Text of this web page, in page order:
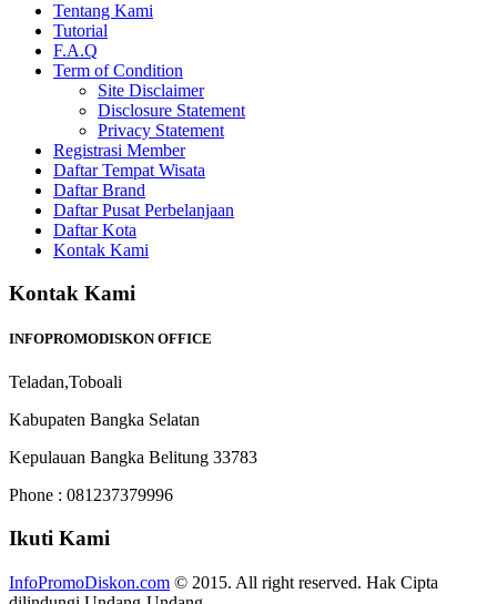
Tentang Kami
Tutorial
F.A.Q
Term of Condition
Site Disclaimer
Disclosure Statement
Privacy Statement
Registrasi Member
Daftar Tempat Wisata
Daftar Brand
Daftar Pusat Perbelanjaan
Daftar Kota
Kontak Kami
Kontak Kami
INFOPROMODISKON OFFICE
Teladan,Toboali
Kabupaten Bangka Selatan
Kepulauan Bangka Belitung 33783
Phone : 081237379996
Ikuti Kami
InfoPromoDiskon.com © 2015. All right reserved. Hak Cipta